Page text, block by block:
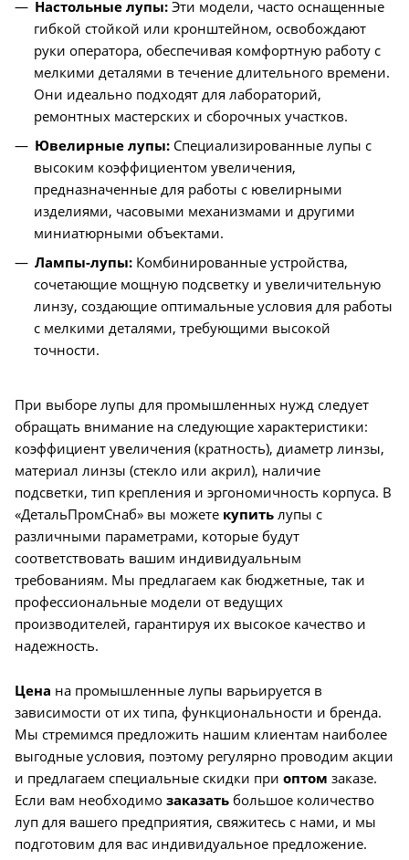
Настольные лупы: Эти модели, часто оснащенные
гибкой стойкой или кронштейном, освобождают
руки оператора, обеспечивая комфортную работу с
мелкими деталями в течение длительного времени.
Они идеально подходят для лабораторий,
ремонтных мастерских и сборочных участков.
Ювелирные лупы: Специализированные лупы с
высоким коэффициентом увеличения,
предназначенные для работы с ювелирными
изделиями, часовыми механизмами и другими
миниатюрными объектами.
Лампы-лупы: Комбинированные устройства,
сочетающие мощную подсветку и увеличительную
линзу, создающие оптимальные условия для работы
с мелкими деталями, требующими высокой
точности.
При выборе лупы для промышленных нужд следует
обращать внимание на следующие характеристики:
коэффициент увеличения (кратность), диаметр линзы,
материал линзы (стекло или акрил), наличие
подсветки, тип крепления и эргономичность корпуса. В
«ДетальПромСнаб» вы можете купить лупы с
различными параметрами, которые будут
соответствовать вашим индивидуальным
требованиям. Мы предлагаем как бюджетные, так и
профессиональные модели от ведущих
производителей, гарантируя их высокое качество и
надежность.
Цена на промышленные лупы варьируется в
зависимости от их типа, функциональности и бренда.
Мы стремимся предложить нашим клиентам наиболее
выгодные условия, поэтому регулярно проводим акции
и предлагаем специальные скидки при оптом заказе.
Если вам необходимо заказать большое количество
луп для вашего предприятия, свяжитесь с нами, и мы
подготовим для вас индивидуальное предложение.